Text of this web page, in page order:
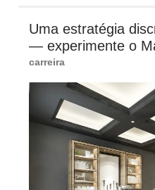
Uma estratégia
— experimente o
carreira